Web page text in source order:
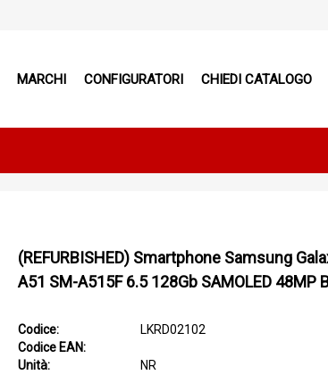
MARCHI CONFIGURATORI CHIEDI CATALOGO
(REFURBISHED) Smartphone Samsung
A51 SM-A515F 6.5 128Gb SAMOLED 48MP
Codice:
LKRD02102
Codice EAN:
Unità:
NR